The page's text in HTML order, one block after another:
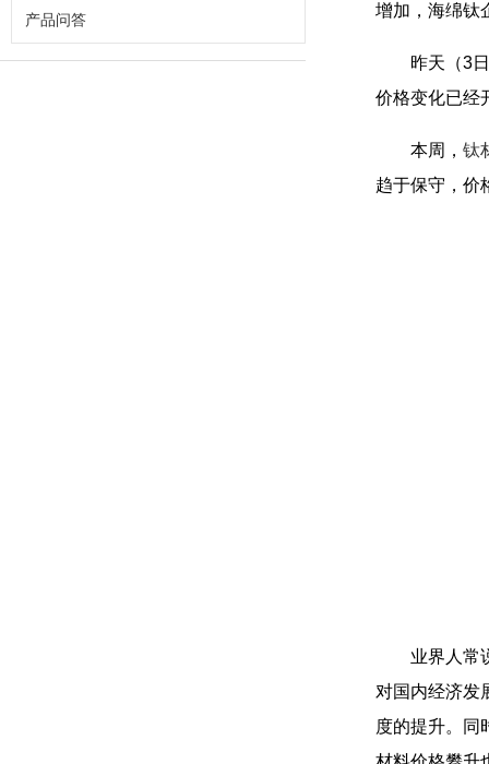
产品问答
增加，海绵钛
昨天（3
价格变化已经
本周，钛
趋于保守，价
业界人常
对国内经济发
度的提升。同